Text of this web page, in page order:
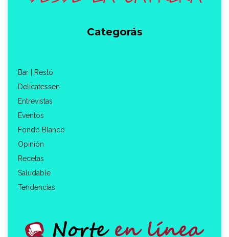
Categorás
Bar | Restó
Delicatessen
Entrevistas
Eventos
Fondo Blanco
Opinión
Recetas
Saludable
Tendencias